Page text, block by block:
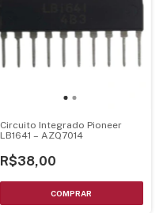
Circuito Integrado Pioneer
LB1641 – AZQ7014
R$38,00